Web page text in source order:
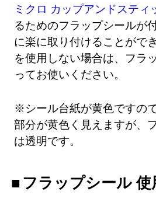
ミクロ カップアンドスティ
るためのフラップシールが
に楽に取り付けることがで
を使用しない場合は、フラ
ってお使いください。
※シール台紙が黄色ですの
部分が黄色く見えますが、
は透明です。
フラップシール 使